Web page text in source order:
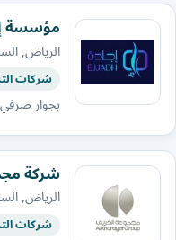
مؤسسة
الرياض,
شركات
بجوار صرفي
شركة
الرياض,
شركات